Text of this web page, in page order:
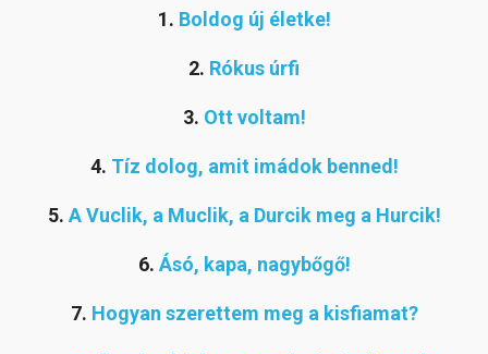
1. Boldog új életke!
2. Rókus úrfi
3. Ott voltam!
4. Tíz dolog, amit imádok benned!
5. A Vuclik, a Muclik, a Durcik meg a Hurcik!
6. Ásó, kapa, nagybőgő!
7. Hogyan szerettem meg a kisfiamat?